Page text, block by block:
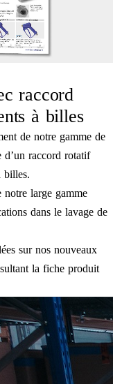
raccord
à billes
de notre gamme de
d’un raccord rotatif
billes.
notre large gamme
dans le lavage de
sur nos nouveaux
la fiche produit